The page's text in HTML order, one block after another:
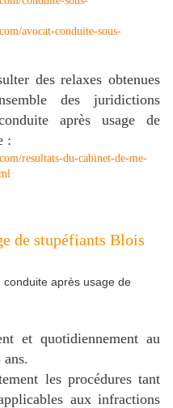
avocat-conduite-sous-
des relaxes obtenues
des juridictions
après usage de
:
resultats-du-cabinet-de-me-
de stupéfiants Blois
et quotidiennement au
les procédures tant
aux infractions